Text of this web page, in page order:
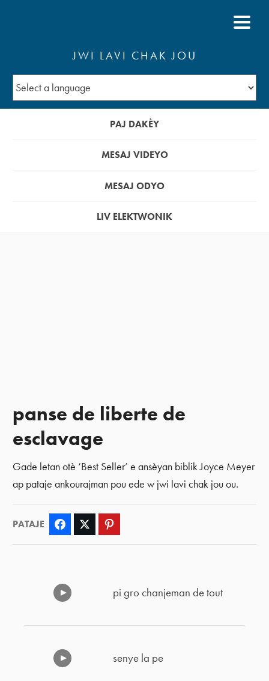
JWI LAVI CHAK JOU
PAJ DAKÈY
MESAJ VIDEYO
MESAJ ODYO
LIV ELEKTWONIK
panse de liberte de
esclavage
Gade letan otè ‘Best Seller’ e ansèyan biblik Joyce Meyer
ap pataje ankourajman pou ede w jwi lavi chak jou ou.
PATAJE Facebook Twitter
pi gro chanjeman de tout
senye la pe